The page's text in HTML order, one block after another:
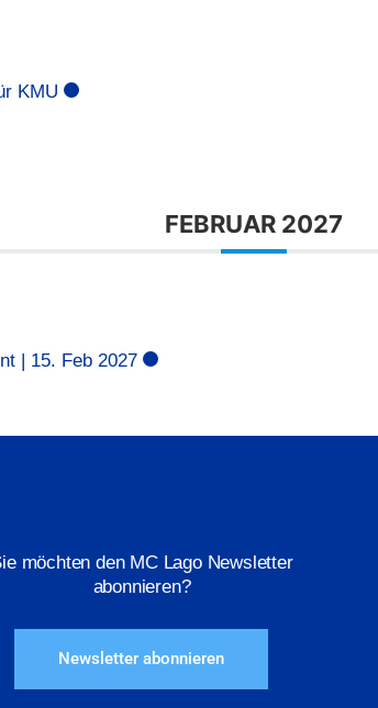
KMU
FEBRUAR 2027
| 15. Feb 2027
möchten den MC Lago Newsletter
abonnieren?
Newsletter abonnieren